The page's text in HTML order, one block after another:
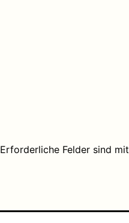
Erforderliche Felder sind mit